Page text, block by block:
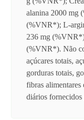
alanina 2000 mg
(%VNR*); L-
236 mg
(%VNR*). Não
açúcares totais,
gorduras totais,
fibras
diários fornecidos